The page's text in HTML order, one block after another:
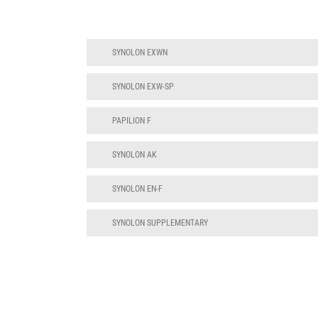
SYNOLON EXWN
SYNOLON EXW-SP
PAPILION F
SYNOLON AK
SYNOLON EN-F
SYNOLON SUPPLEMENTARY